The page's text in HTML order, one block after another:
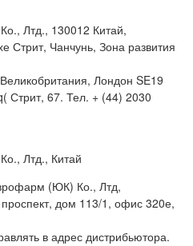
Лтд., 130012 Китай,
Стрит, Чанчунь, Зона развития
Лондон SE19
Стрит, 67. Тел. + (44) 2030
Лтд., Китай
(ЮК) Ко., Лтд,
дом 113/1, офис 320е,
в адрес дистрибьютора.